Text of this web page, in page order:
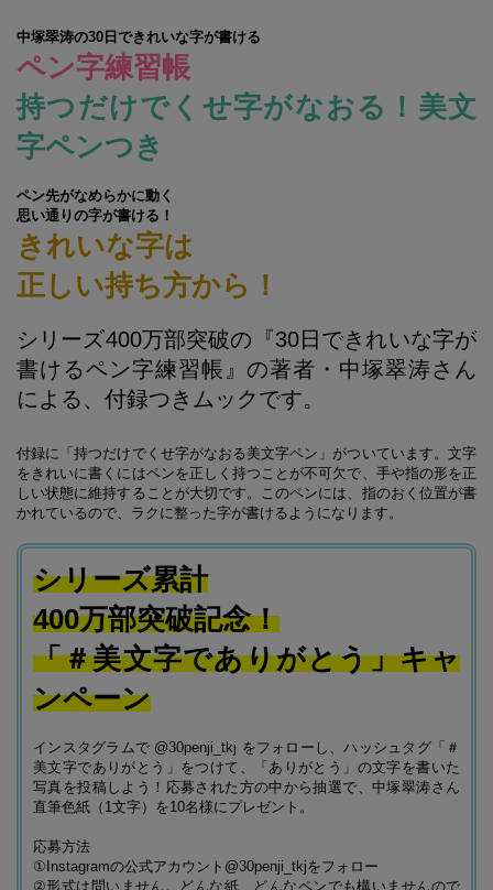
中塚翠涛の30日できれいな字が書ける
ペン字練習帳
持つだけでくせ字がなおる！美文
字ペンつき
ペン先がなめらかに動く
思い通りの字が書ける！
きれいな字は
正しい持ち方から！
シリーズ400万部突破の『30日できれいな字が
書けるペン字練習帳』の著者・中塚翠涛さん
による、付録つきムックです。
付録に「持つだけでくせ字がなおる美文字ペン」がついています。文字
をきれいに書くにはペンを正しく持つことが不可欠で、手や指の形を正
しい状態に維持することが大切です。このペンには、指のおく位置が書
かれているので、ラクに整った字が書けるようになります。
シリーズ累計
400万部突破記念！
「＃美文字でありがとう」キャ
ンペーン
インスタグラムで @30penji_tkj をフォローし、ハッシュタグ「＃
美文字でありがとう」をつけて、「ありがとう」の文字を書いた
写真を投稿しよう！応募された方の中から抽選で、中塚翠涛さん
直筆色紙（1文字）を10名様にプレゼント。
応募方法
①Instagramの公式アカウント@30penji_tkjをフォロー
②形式は問いません。どんな紙、どんなペンでも構いませんので